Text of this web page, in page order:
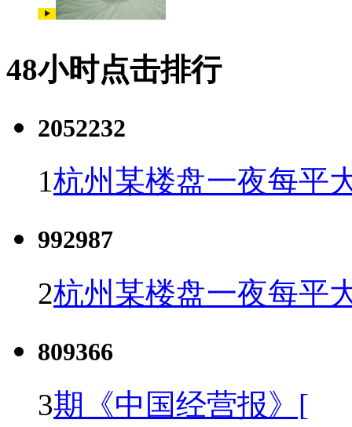
48小时点击排行
2052232
1杭州某楼盘一夜每平
992987
2杭州某楼盘一夜每平
809366
3期《中国经营报》[